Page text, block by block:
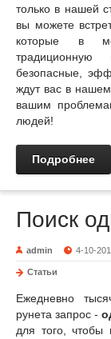
только в нашей
вы можете
которые в
безопасные,
ждут вас в
вашим
людей!
Подробнее
Поиск
admin 4-10-
Статьи
Ежедневно
рунета запрос -
для того, чтобы